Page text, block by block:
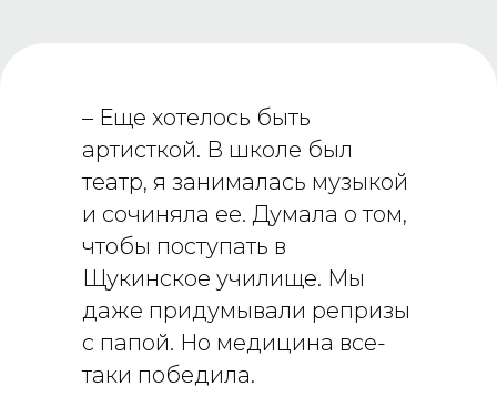
– Еще хотелось быть
артисткой. В школе был
театр, я занималась музыкой
и сочиняла ее. Думала о том,
чтобы поступать в
Щукинское училище. Мы
даже придумывали репризы
с папой. Но медицина все-
таки победила.